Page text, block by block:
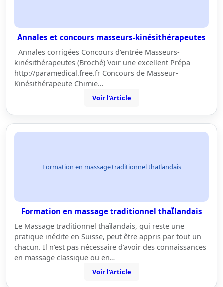
Annales et concours masseurs-kinésithérapeutes
Annales corrigées Concours d'entrée Masseurs-
kinésithérapeutes (Broché) Voir une excellent Prépa
http://paramedical.free.fr Concours de Masseur-
Kinésithérapeute Chimie…
Voir l'Article
Formation en massage traditionnel thaÏlandais
Formation en massage traditionnel thaÏlandais
Le Massage traditionnel thaïlandais, qui reste une
pratique inédite en Suisse, peut être appris par tout un
chacun. Il n’est pas nécessaire d’avoir des connaissances
en massage classique ou en…
Voir l'Article